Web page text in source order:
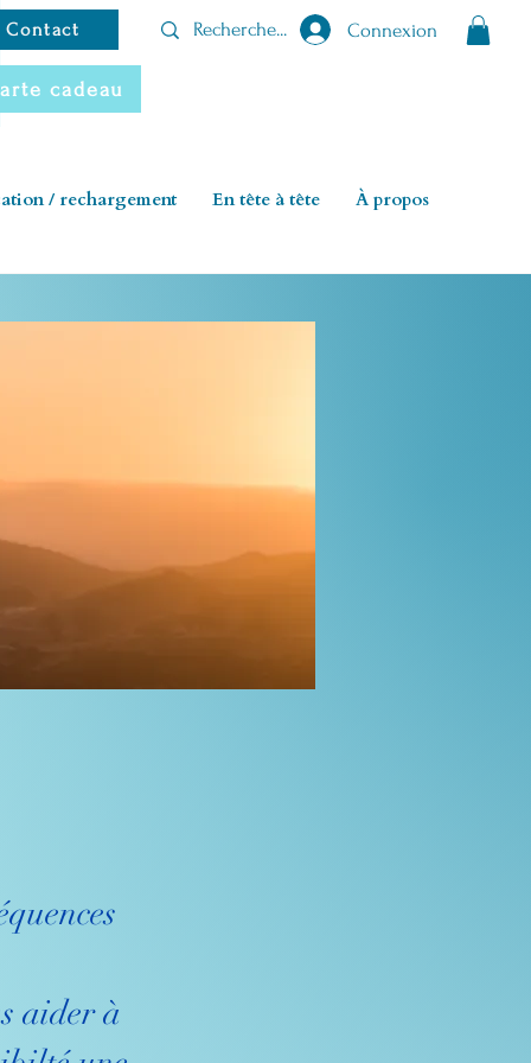
Contact Connexion
cadeau
/ rechargement En tête à tête À propos
aider à